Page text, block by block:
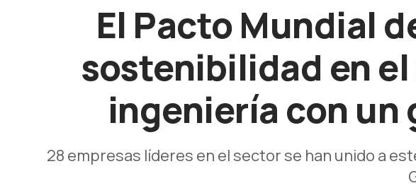
El Pacto Mundial
sostenibilidad en
ingeniería con
28 empresas líderes en el sector se han unido a